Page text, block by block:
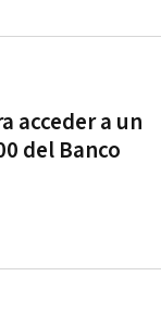
acceder a un
del Banco